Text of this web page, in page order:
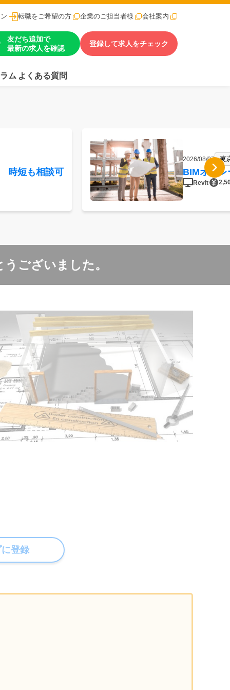
転職をご希望の方 企業のご担当者様 会社案内
友だち追加で
最新の求人を確認
登録して求人をチェック
ム よくある質問
時短も相談可
2026/08/07 東
BIMオペ
Revit
ございました。